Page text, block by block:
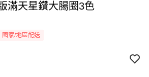
滿天星鑽大腸圈3色
國家/地區配送